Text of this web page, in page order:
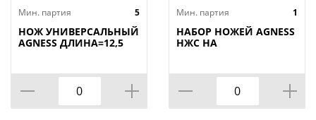
Мин. партия
5
НОЖ УНИВЕРСАЛЬНЫЙ
AGNESS ДЛИНА=12,5
Мин. партия
1
НАБОР НОЖЕЙ AGNESS
НЖС НА
ПОДСТАВКЕ 8 ПР.,
КОР=6НАБОР.